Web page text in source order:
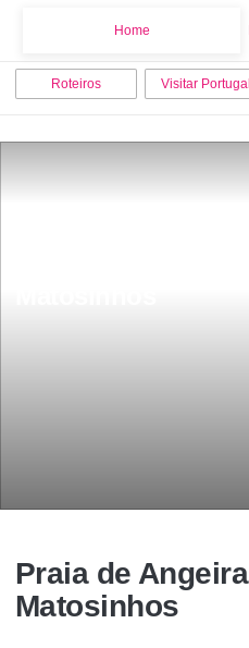
Home
Roteiros Visitar Portugal
Praia de
Matosinhos